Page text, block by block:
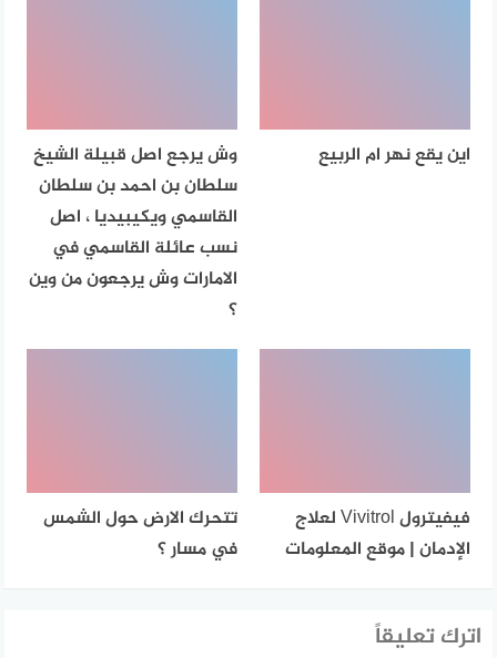
اين يقع نهر ام الربيع
وش يرجع اصل قبيلة الشيخ
سلطان بن احمد بن سلطان
القاسمي ويكيبيديا ، اصل
نسب عائلة القاسمي في
الامارات وش يرجعون من وين
؟
فيفيترول Vivitrol لعلاج
الإدمان | موقع المعلومات
تتحرك الارض حول الشمس
في مسار ؟
اترك تعليقاً